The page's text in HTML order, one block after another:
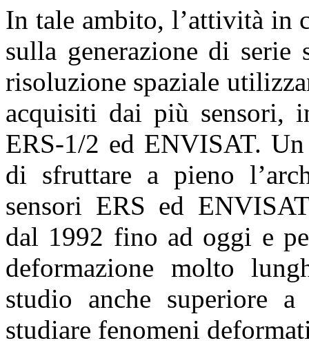
In tale ambito, l’attività in
sulla generazione di serie
risoluzione spaziale
acquisiti dai più sensori,
ERS-1/2 ed ENVISAT.
di sfruttare a pieno
sensori ERS ed
dal 1992 fino ad oggi e
deformazione molto
studio anche superiore
studiare fenomeni